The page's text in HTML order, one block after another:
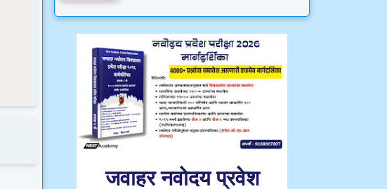
जवाहर नवोदय प्रवेश